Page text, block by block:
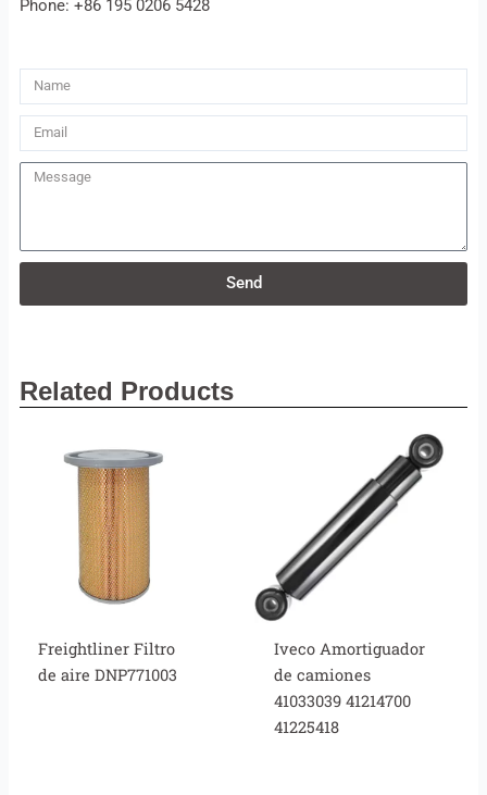
Phone: +86 195 0206 5428
Name
Email
Message
Send
Related Products
Freightliner Filtro
de aire DNP771003
Iveco Amortiguador
de camiones
41033039 41214700
41225418